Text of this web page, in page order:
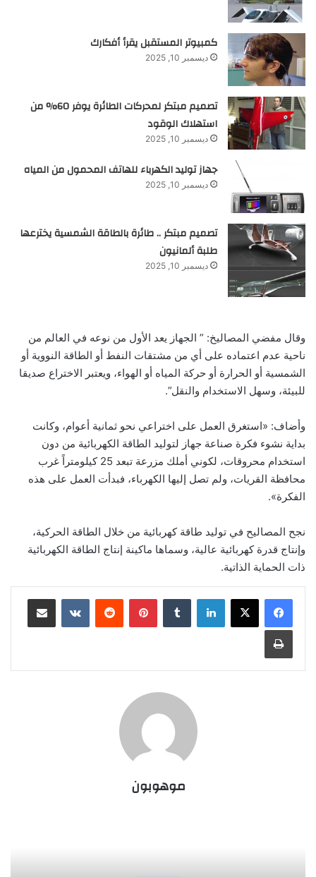
كمبيوتر المستقبل يقرأ أفكارك
ديسمبر 10, 2025
تصميم مبتكر لمحركات الطائرة يوفر 60% من
استهلاك الوقود
ديسمبر 10, 2025
جهاز توليد الكهرباء للهاتف المحمول من المياه
ديسمبر 10, 2025
تصميم مبتكر .. طائرة بالطاقة الشمسية يخترعها
طلبة ألمانيون
ديسمبر 10, 2025
وقال مفضي المصاليخ: ” الجهاز يعد الأول من نوعه في العالم من
ناحية عدم اعتماده على أي من مشتقات النفط أو الطاقة النووية أو
الشمسية أو الحرارة أو حركة المياه أو الهواء، ويعتبر الاختراع صديقا
للبيئة، وسهل الاستخدام والنقل”.
وأضاف: «استغرق العمل على اختراعي نحو ثمانية أعوام، وكانت
بداية نشوء فكرة صناعة جهاز لتوليد الطاقة الكهربائية من دون
استخدام محروقات، لكوني أملك مزرعة تبعد 25 كيلومتراً غرب
محافظة القريات، ولم تصل إليها الكهرباء، فبدأت العمل على هذه
الفكرة».
نجح المصاليح في توليد طاقة كهربائية من خلال الطاقة الحركية،
وإنتاج قدرة كهربائية عالية، وسماها ماكينة إنتاج الطاقة الكهربائية
ذات الحماية الذاتية.
لينكدإن بينتيريست
موهوبون